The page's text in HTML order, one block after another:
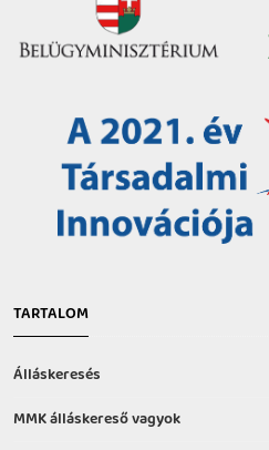
TARTALOM
Álláskeresés
MMK álláskereső vagyok